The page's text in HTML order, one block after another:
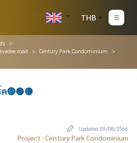
THB
road
Century Park Condominium
🔴🟢🟡
Updated 09/08/2566
Project : Century Park Condominium